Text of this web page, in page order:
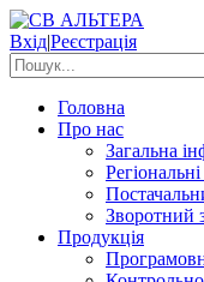
Вхід|Реєстрація
Головна
Про нас
Загальна
Зворотний
Продукція